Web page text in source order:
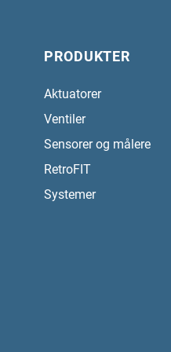
PRODUKTER
Aktuatorer
Ventiler
Sensorer og målere
RetroFIT
Systemer